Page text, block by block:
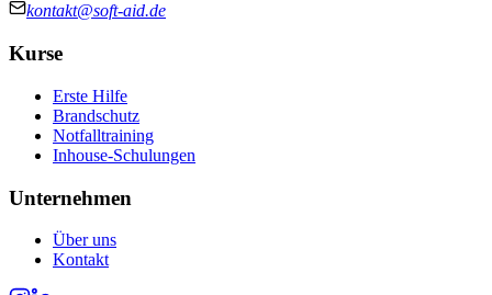
kontakt@soft-aid.de
Kurse
Erste Hilfe
Brandschutz
Notfalltraining
Inhouse-Schulungen
Unternehmen
Über uns
Kontakt